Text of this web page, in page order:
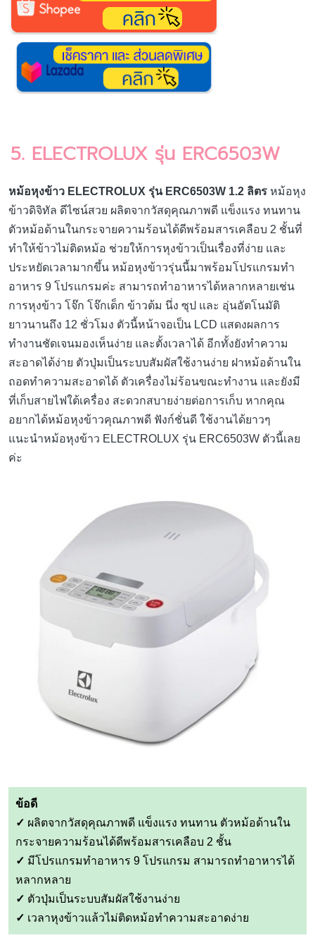
5. ELECTROLUX รุ่น ERC6503W
หม้อหุงข้าว ELECTROLUX รุ่น ERC6503W 1.2 ลิตร หม้อหุง
ข้าวดิจิทัล ดีไซน์สวย ผลิตจากวัสดุคุณภาพดี แข็งแรง ทนทาน
ตัวหม้อด้านในกระจายความร้อนได้ดีพร้อมสารเคลือบ 2 ชั้นที่
ทำให้ข้าวไม่ติดหม้อ ช่วยให้การหุงข้าวเป็นเรื่องที่ง่าย และ
ประหยัดเวลามากขึ้น หม้อหุงข้าวรุ่นนี้มาพร้อมโปรแกรมทำ
อาหาร 9 โปรแกรมค่ะ สามารถทำอาหารได้หลากหลายเช่น
การหุงข้าว โจ๊ก โจ๊กเด็ก ข้าวต้ม นึ่ง ซุป และ อุ่นอัตโนมัติ
ยาวนานถึง 12 ชั่วโมง ตัวนี้หน้าจอเป็น LCD แสดงผลการ
ทำงานชัดเจนมองเห็นง่าย และตั้งเวลาได้ อีกทั้งยังทำความ
สะอาดได้ง่าย ตัวปุ่มเป็นระบบสัมผัสใช้งานง่าย ฝาหม้อด้านใน
ถอดทำความสะอาดได้ ตัวเครื่องไม่ร้อนขณะทำงาน และยังมี
ที่เก็บสายไฟใต้เครื่อง สะดวกสบายง่ายต่อการเก็บ หากคุณ
อยากได้หม้อหุงข้าวคุณภาพดี ฟังก์ชั่นดี ใช้งานได้ยาวๆ
แนะนำหม้อหุงข้าว ELECTROLUX รุ่น ERC6503W ตัวนี้เลย
ค่ะ
ข้อดี
✓ ผลิตจากวัสดุคุณภาพดี แข็งแรง ทนทาน ตัวหม้อด้านใน
กระจายความร้อนได้ดีพร้อมสารเคลือบ 2 ชั้น
✓ มีโปรแกรมทำอาหาร 9 โปรแกรม สามารถทำอาหารได้
หลากหลาย
✓ ตัวปุ่มเป็นระบบสัมผัสใช้งานง่าย
✓ เวลาหุงข้าวแล้วไม่ติดหม้อทำความสะอาดง่าย